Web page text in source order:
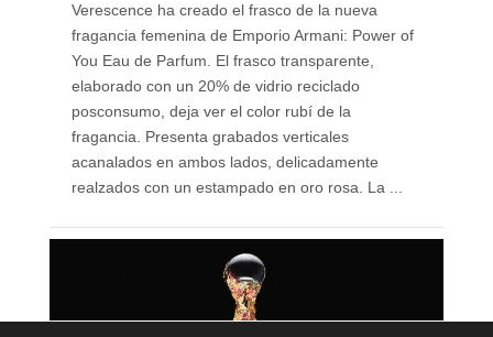
Verescence ha creado el frasco de la nueva
fragancia femenina de Emporio Armani: Power of
You Eau de Parfum. El frasco transparente,
elaborado con un 20% de vidrio reciclado
posconsumo, deja ver el color rubí de la
fragancia. Presenta grabados verticales
acanalados en ambos lados, delicadamente
realzados con un estampado en oro rosa. La ...